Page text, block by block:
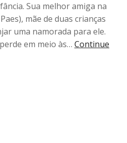
Sua melhor amiga na
mãe de duas crianças
uma namorada para ele.
em meio às… Continue